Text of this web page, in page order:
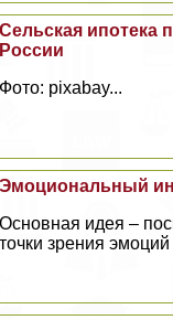
Сельская ипотека
России
Фото: pixabay...
Эмоциональный
Основная идея –
точки зрения